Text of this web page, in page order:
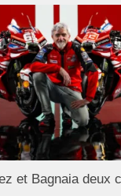
et Bagnaia deux